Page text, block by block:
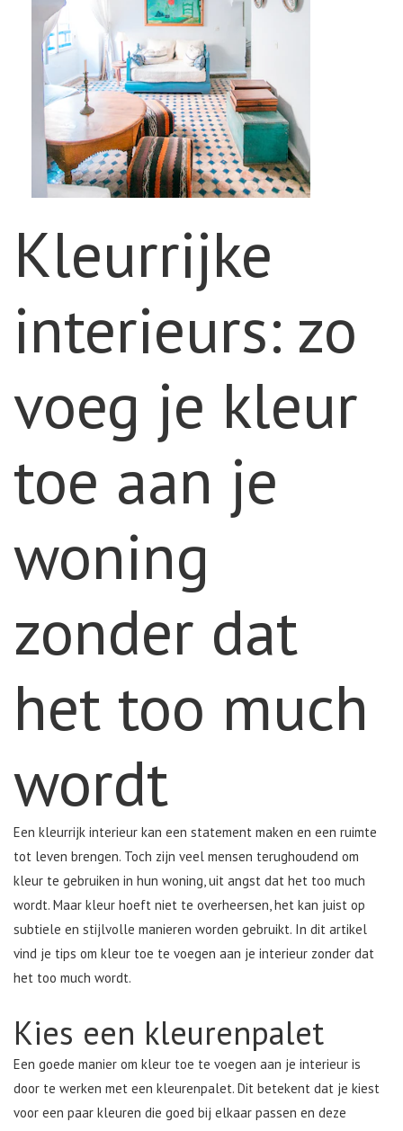
Kleurrijke
interieurs: zo
voeg je kleur
toe aan je
woning
zonder dat
het too much
wordt
Een kleurrijk interieur kan een statement maken en een ruimte
tot leven brengen. Toch zijn veel mensen terughoudend om
kleur te gebruiken in hun woning, uit angst dat het too much
wordt. Maar kleur hoeft niet te overheersen, het kan juist op
subtiele en stijlvolle manieren worden gebruikt. In dit artikel
vind je tips om kleur toe te voegen aan je interieur zonder dat
het too much wordt.
Kies een kleurenpalet
Een goede manier om kleur toe te voegen aan je interieur is
door te werken met een kleurenpalet. Dit betekent dat je kiest
voor een paar kleuren die goed bij elkaar passen en deze